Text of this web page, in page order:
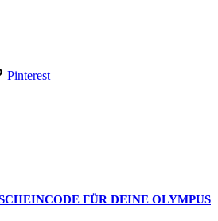
Pinterest
FÜR DEINE OLYMPUS